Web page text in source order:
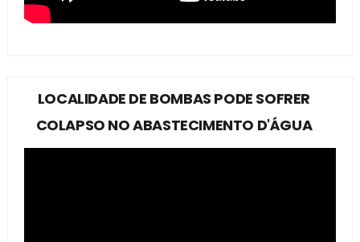
LOCALIDADE DE BOMBAS PODE SOFRER
COLAPSO NO ABASTECIMENTO D'ÁGUA